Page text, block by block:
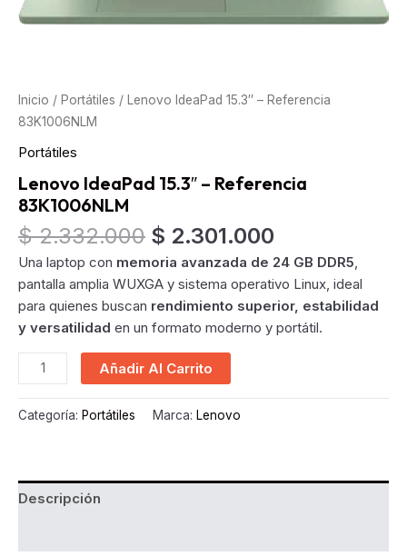
Inicio / Portátiles / Lenovo IdeaPad 15.3″ – Referencia
83K1006NLM
Portátiles
Lenovo IdeaPad 15.3″ – Referencia
83K1006NLM
$2.332.000 Original
price
was:
$ 2.332.000.
$ 2.301.000
price
is:
$ 2.301.000.
Una laptop con memoria avanzada de 24 GB DDR5
pantalla amplia WUXGA y sistema operativo Linux, ideal
para quienes buscan rendimiento superior, estabilidad
y versatilidad en un formato moderno y portátil.
Lenovo
IdeaPad
cantidad
Añadir Al Carrito
Categoría: Portátiles Marca: Lenovo
Descripción